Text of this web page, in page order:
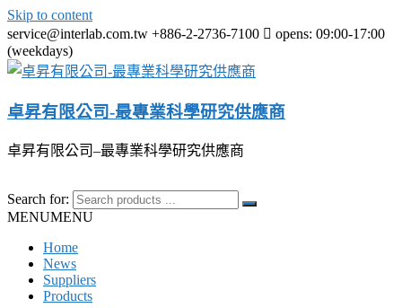
Skip to content
service@interlab.com.tw +886-2-2736-7100
opens: 09:00-17:00
(weekdays)
卓昇有限公司-最專業科學研究供應商
卓昇有限公司–最專業科學研究供應商
Search for:
MENUMENU
Home
News
Suppliers
Products